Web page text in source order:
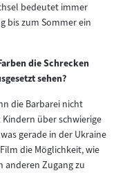
bedeutet immer
bis zum Sommer ein
die Schrecken
sehen?
die Barbarei nicht
über schwierige
gerade in der Ukraine
die Möglichkeit, wie
anderen Zugang zu